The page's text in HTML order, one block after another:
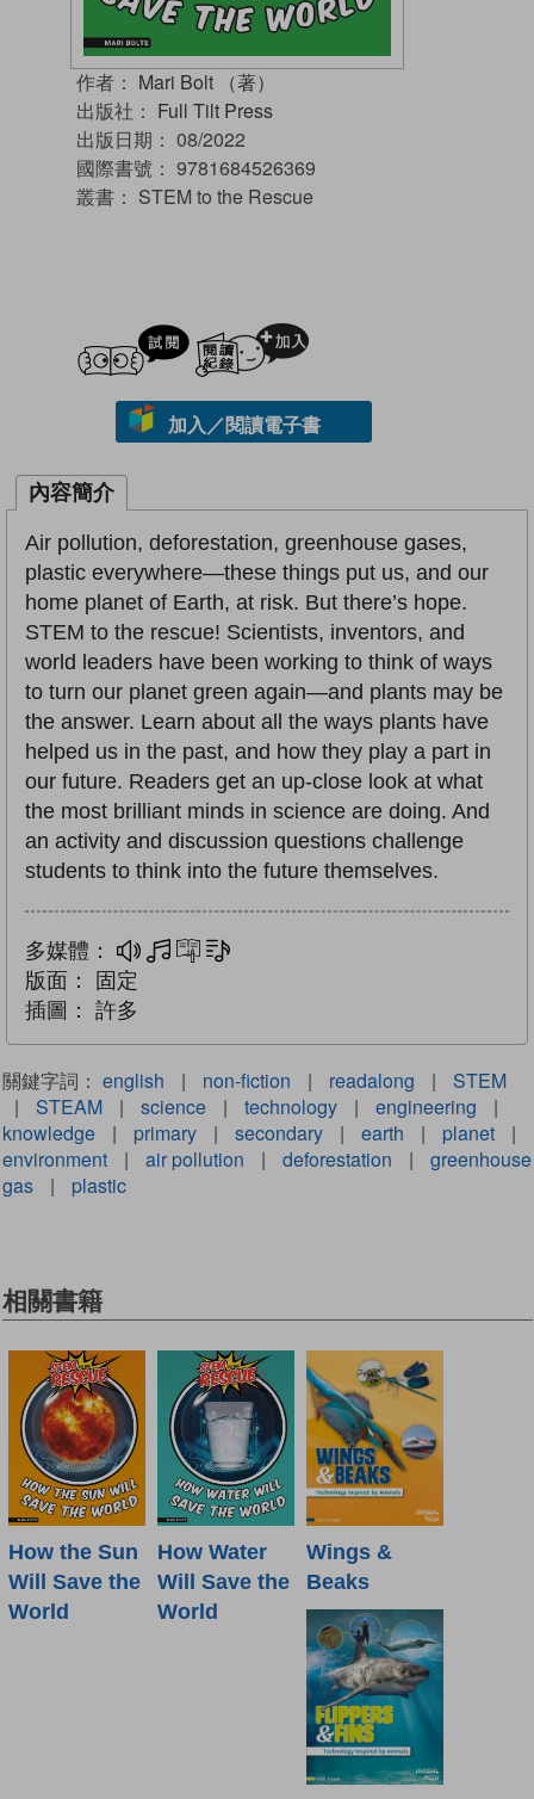
作者： Mari Bolt （著）
出版社： Full Tilt Press
出版日期： 08/2022
國際書號： 9781684526369
叢書： STEM to the Rescue
試閲
加入／閱讀電子書
內容簡介
Air pollution, deforestation, greenhouse gases,
plastic everywhere—these things put us, and our
home planet of Earth, at risk. But there’s hope.
STEM to the rescue! Scientists, inventors, and
world leaders have been working to think of ways
to turn our planet green again—and plants may be
the answer. Learn about all the ways plants have
helped us in the past, and how they play a part in
our future. Readers get an up-close look at what
the most brilliant minds in science are doing. And
an activity and discussion questions challenge
students to think into the future themselves.
多媒體： 多媒體互動練習
版面：
固定
插圖：
許多
關鍵字詞： english | non-fiction | readalong |
STEM
|
STEAM | science | technology | engineering
|
knowledge
| primary | secondary | earth | planet
|
environment
| air pollution | deforestation |
greenhouse
gas
| plastic
相關書籍
How the Sun
Will Save the
World
How Water
Will Save the
World
Wings &
Beaks